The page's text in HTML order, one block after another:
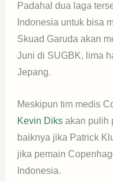
Padahal dua laga
Indonesia untuk bisa
Skuad Garuda akan
Juni di SUGBK, lima
Jepang.
Meskipun tim medis
Kevin Diks akan pulih
baiknya jika Patrick
jika pemain
Indonesia.